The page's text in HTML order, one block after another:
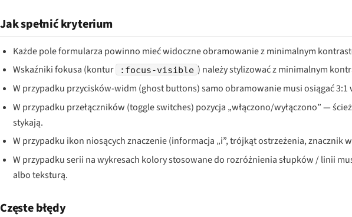
Jak spełnić kryterium
Każde pole formularza powinno mieć widoczne obramowanie z minimalnym
Wskaźniki fokusa (kontur
:focus-visible ) należy stylizować z minimalnym
W przypadku przycisków-widm (ghost buttons) samo obramowanie musi osiągać 3:1
W przypadku przełączników (toggle switches) pozycja „włączono/wyłączono” —
stykają.
W przypadku ikon niosących znaczenie (informacja „i”, trójkąt ostrzeżenia, znacznik
W przypadku serii na wykresach kolory stosowane do rozróżnienia słupków / linii
albo teksturą.
Częste błędy